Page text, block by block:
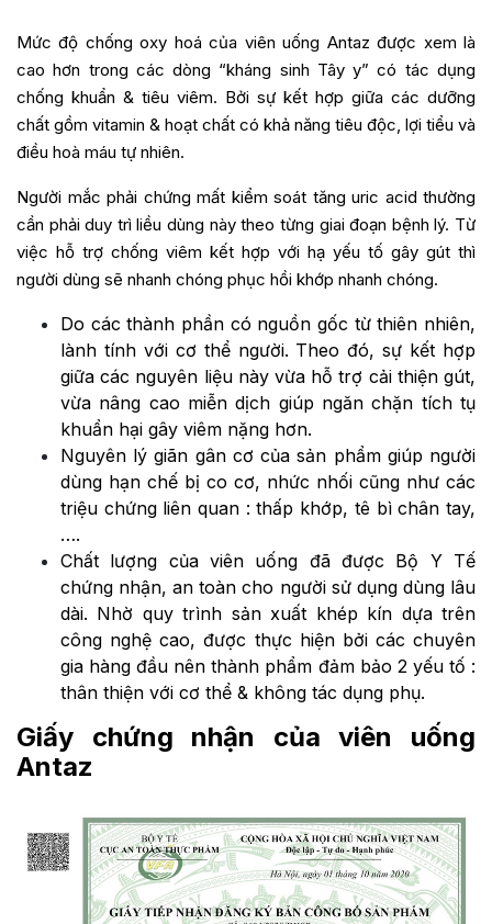
Mức độ chống oxy hoá của viên uống Antaz được xem là
cao hơn trong các dòng “kháng sinh Tây y” có tác dụng
chống khuẩn & tiêu viêm. Bởi sự kết hợp giữa các dưỡng
chất gồm vitamin & hoạt chất có khả năng tiêu độc, lợi tiểu và
điều hoà máu tự nhiên.
Người mắc phải chứng mất kiểm soát tăng uric acid thường
cần phải duy trì liều dùng này theo từng giai đoạn bệnh lý. Từ
việc hỗ trợ chống viêm kết hợp với hạ yếu tố gây gút thì
người dùng sẽ nhanh chóng phục hồi khớp nhanh chóng.
Do các thành phần có nguồn gốc từ thiên nhiên,
lành tính với cơ thể người. Theo đó, sự kết hợp
giữa các nguyên liệu này vừa hỗ trợ cải thiện gút,
vừa nâng cao miễn dịch giúp ngăn chặn tích tụ
khuẩn hại gây viêm nặng hơn.
Nguyên lý giãn gân cơ của sản phẩm giúp người
dùng hạn chế bị co cơ, nhức nhối cũng như các
triệu chứng liên quan : thấp khớp, tê bì chân tay,
….
Chất lượng của viên uống đã được Bộ Y Tế
chứng nhận, an toàn cho người sử dụng dùng lâu
dài. Nhờ quy trình sản xuất khép kín dựa trên
công nghệ cao, được thực hiện bởi các chuyên
gia hàng đầu nên thành phẩm đảm bảo 2 yếu tố :
thân thiện với cơ thể & không tác dụng phụ.
Giấy chứng nhận của viên uống
Antaz